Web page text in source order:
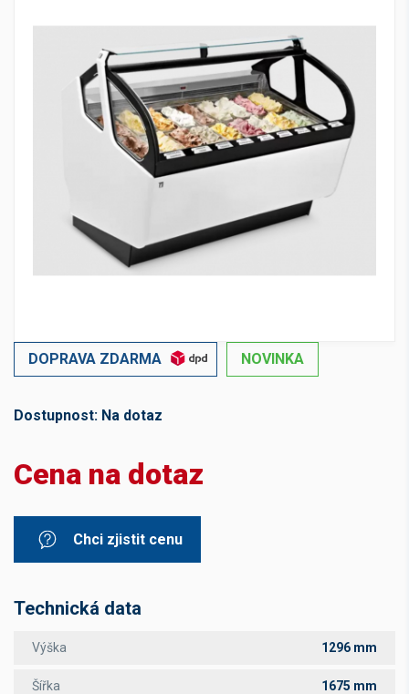
DOPRAVA ZDARMA NOVINKA
Dostupnost: Na dotaz
Cena na dotaz
Chci zjistit cenu
Technická data
Výška 1296 mm
Šířka 1675 mm